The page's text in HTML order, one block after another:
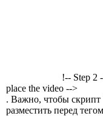
!-- Step 2
place the video -->
. Важно, чтобы
разместить перед